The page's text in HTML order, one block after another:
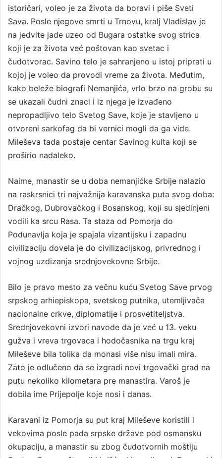
istoričari, voleo je za života da boravi i piše Sveti
Sava. Posle njegove smrti u Trnovu, kralj Vladislav je
na jedvite jade uzeo od Bugara ostatke svog strica
koji je za života već poštovan kao svetac i
čudotvorac. Savino telo je sahranjeno u istoj priprati u
kojoj je voleo da provodi vreme za života. Međutim,
kako beleže biografi Nemanjića, vrlo brzo na grobu su
se ukazali čudni znaci i iz njega je izvađeno
nepropadljivo telo Svetog Save, koje je stavljeno u
otvoreni sarkofag da bi vernici mogli da ga vide.
Mileševa tada postaje centar Savinog kulta koji se
proširio nadaleko.
Naime, manastir se u doba nemanjićke Srbije nalazio
na raskrsnici tri najvažnija karavanska puta svog doba:
Dračkog, Dubrovačkog i Bosanskog, koji su sjedinjeni
vodili ka srcu Rasa. Ta staza od Pomorja do
Podunavlja koja je spajala vizantijsku i zapadnu
civilizaciju dovela je do civilizacijskog, privrednog i
vojnog uzdizanja srednjovekovne Srbije.
Bilo je pravo mesto za večnu kuću Svetog Save prvog
srpskog arhiepiskopa, svetskog putnika, utemljivača
nacionalne crkve, diplomatije i prosvetiteljstva.
Srednjovekovni izvori navode da je već u 13. veku
gužva i vreva trgovaca i hodočasnika na trgu kraj
Mileševe bila tolika da monasi više nisu imali mira.
Zato je odlučeno da se izgradi novi trgovački grad na
putu nekoliko kilometara pre manastira. Varoš je
dobila ime Prijepolje koje nosi i danas.
Karavani iz Pomorja su put kraj Mileševe koristili i
vekovima posle pada srpske države pod osmansku
okupaciju, a manastir su zbog čudotvornih moštiju